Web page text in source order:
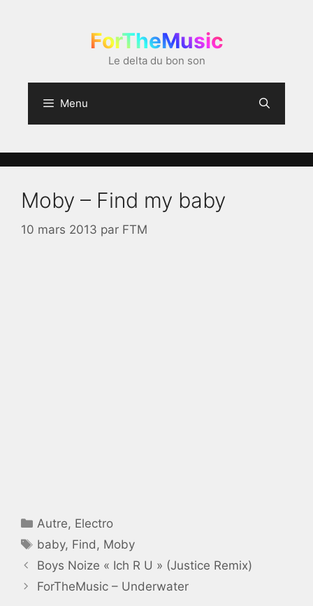
ForTheMusic
Le delta du bon son
Menu
Moby – Find my baby
10 mars 2013 par FTM
Catégories
Autre, Electro
Étiquettes
baby, Find , Moby
Boys Noize « Ich R U » (Justice Remix)
ForTheMusic – Underwater